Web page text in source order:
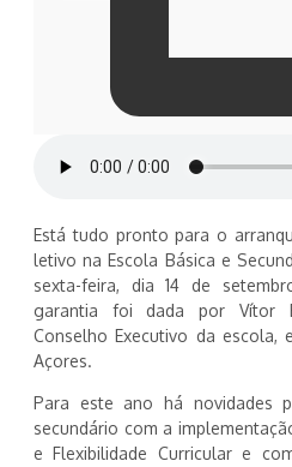
Está tudo pronto para o
letivo na Escola Básica e
sexta-feira, dia 14 de
garantia foi dada por Vítor
Conselho Executivo da escola,
Açores.
Para este ano há novidades
secundário com a
e Flexibilidade Curricular e